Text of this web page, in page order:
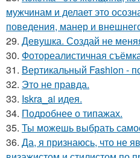
мужчинам и делает это
поведения, манер и
29. Девушка. Создай не
30. Фотореалистичная
31. Вертикальный Fashion -
32. Это не правда.
33. Iskra_ai идея.
34. Подробнее о типажах.
35. Ты можешь выбрать
36. Да, я признаюсь, что не